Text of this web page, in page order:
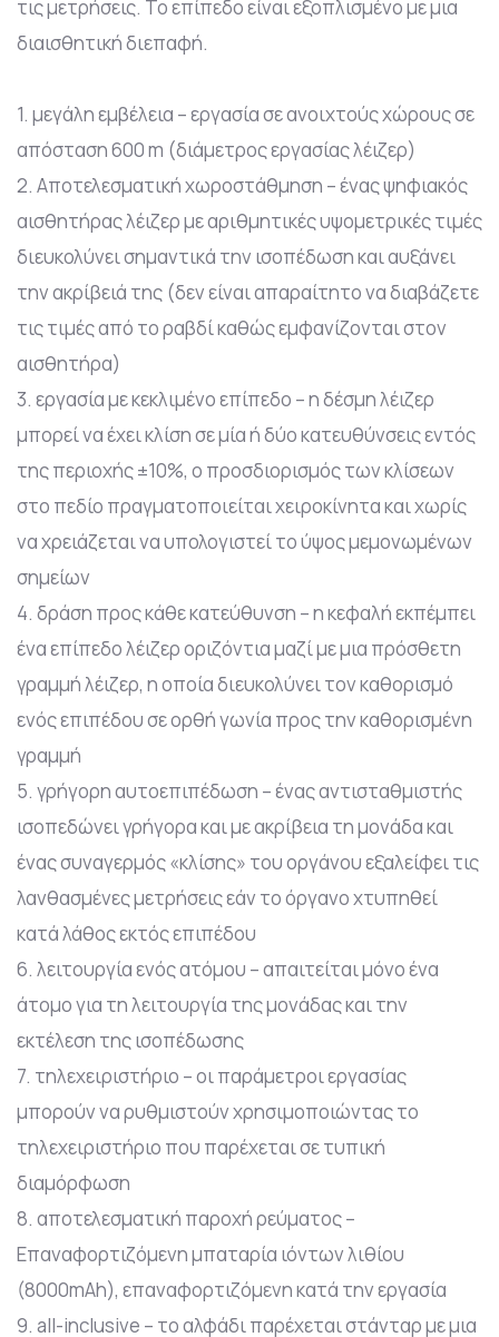
τις μετρήσεις. Το επίπεδο είναι εξοπλισμένο με μια
διαισθητική διεπαφή.
1. μεγάλη εμβέλεια – εργασία σε ανοιχτούς χώρους σε
απόσταση 600 m (διάμετρος εργασίας λέιζερ)
2. Αποτελεσματική χωροστάθμηση – ένας ψηφιακός
αισθητήρας λέιζερ με αριθμητικές υψομετρικές τιμές
διευκολύνει σημαντικά την ισοπέδωση και αυξάνει
την ακρίβειά της (δεν είναι απαραίτητο να διαβάζετε
τις τιμές από το ραβδί καθώς εμφανίζονται στον
αισθητήρα)
3. εργασία με κεκλιμένο επίπεδο – η δέσμη λέιζερ
μπορεί να έχει κλίση σε μία ή δύο κατευθύνσεις εντός
της περιοχής ±10%, ο προσδιορισμός των κλίσεων
στο πεδίο πραγματοποιείται χειροκίνητα και χωρίς
να χρειάζεται να υπολογιστεί το ύψος μεμονωμένων
σημείων
4. δράση προς κάθε κατεύθυνση – η κεφαλή εκπέμπει
ένα επίπεδο λέιζερ οριζόντια μαζί με μια πρόσθετη
γραμμή λέιζερ, η οποία διευκολύνει τον καθορισμό
ενός επιπέδου σε ορθή γωνία προς την καθορισμένη
γραμμή
5. γρήγορη αυτοεπιπέδωση – ένας αντισταθμιστής
ισοπεδώνει γρήγορα και με ακρίβεια τη μονάδα και
ένας συναγερμός «κλίσης» του οργάνου εξαλείφει τις
λανθασμένες μετρήσεις εάν το όργανο χτυπηθεί
κατά λάθος εκτός επιπέδου
6. λειτουργία ενός ατόμου – απαιτείται μόνο ένα
άτομο για τη λειτουργία της μονάδας και την
εκτέλεση της ισοπέδωσης
7. τηλεχειριστήριο – οι παράμετροι εργασίας
μπορούν να ρυθμιστούν χρησιμοποιώντας το
τηλεχειριστήριο που παρέχεται σε τυπική
διαμόρφωση
8. αποτελεσματική παροχή ρεύματος –
Επαναφορτιζόμενη μπαταρία ιόντων λιθίου
(8000mAh), επαναφορτιζόμενη κατά την εργασία
9. all-inclusive – το αλφάδι παρέχεται στάνταρ με μια